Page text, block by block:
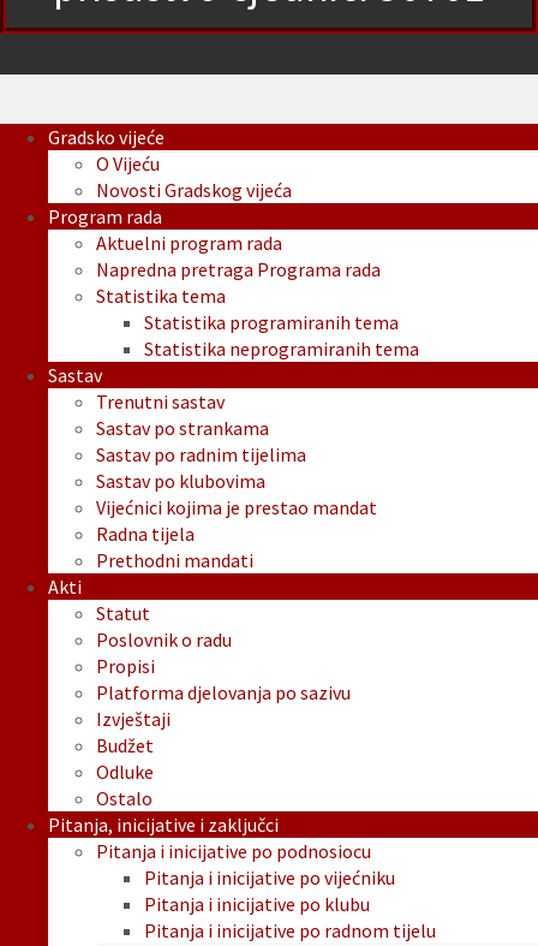
Gradsko vijeće
O Vijeću
Novosti Gradskog vijeća
Program rada
Aktuelni program rada
Napredna pretraga Programa rada
Statistika tema
Statistika programiranih tema
Statistika neprogramiranih tema
Sastav
Trenutni sastav
Sastav po strankama
Sastav po radnim tijelima
Sastav po klubovima
Vijećnici kojima je prestao mandat
Radna tijela
Prethodni mandati
Akti
Statut
Poslovnik o radu
Propisi
Platforma djelovanja po sazivu
Izvještaji
Budžet
Odluke
Ostalo
Pitanja, inicijative i zaključci
Pitanja i inicijative po podnosiocu
Pitanja i inicijative po vijećniku
Pitanja i inicijative po klubu
Pitanja i inicijative po radnom tijelu